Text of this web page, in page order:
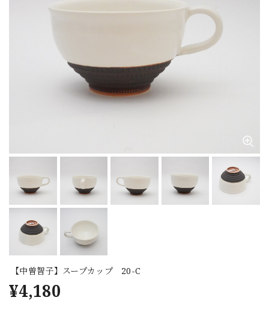
【中曽智子】スープカップ 20-C
¥4,180